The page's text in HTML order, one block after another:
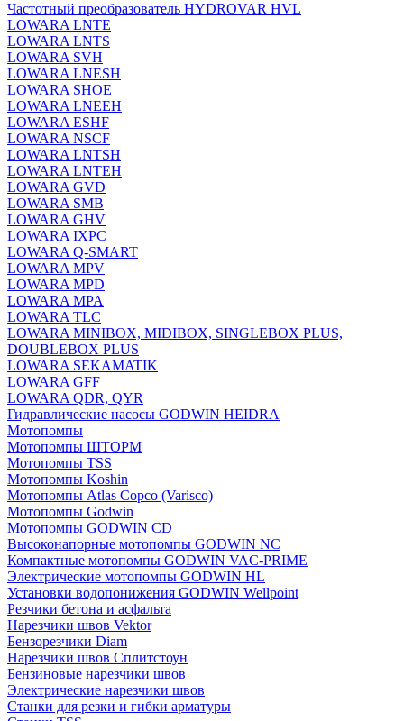
Частотный преобразователь HYDROVAR HVL
LOWARA LNTE
LOWARA LNTS
LOWARA SVH
LOWARA LNESH
LOWARA SHOE
LOWARA LNEEH
LOWARA ESHF
LOWARA NSCF
LOWARA LNTSH
LOWARA LNTEH
LOWARA GVD
LOWARA SMB
LOWARA GHV
LOWARA IXPС
LOWARA Q-SMART
LOWARA MPV
LOWARA MPD
LOWARA MPA
LOWARA TLC
LOWARA MINIBOX, MIDIBOX, SINGLEBOX PLUS,
DOUBLEBOX PLUS
LOWARA SEKAMATIK
LOWARA GFF
LOWARA QDR, QYR
Гидравлические насосы GODWIN HEIDRA
Мотопомпы
Мотопомпы ШТОРМ
Мотопомпы TSS
Мотопомпы Koshin
Мотопомпы Atlas Copco (Varisco)
Мотопомпы Godwin
Мотопомпы GODWIN CD
Высоконапорные мотопомпы GODWIN NC
Компактные мотопомпы GODWIN VAC-PRIME
Электрические мотопомпы GODWIN HL
Установки водопонижения GODWIN Wellpoint
Резчики бетона и асфальта
Нарезчики швов Vektor
Бензорезчики Diam
Нарезчики швов Сплитстоун
Бензиновые нарезчики швов
Электрические нарезчики швов
Станки для резки и гибки арматуры